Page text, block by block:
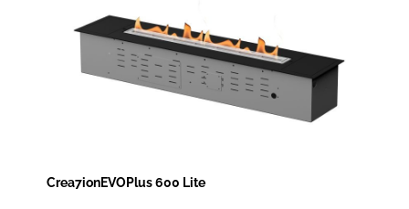
Crea7ionEVOPlus 600 Lite